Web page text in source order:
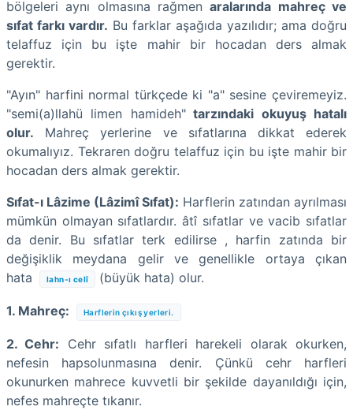
bölgeleri aynı olmasına rağmenaralarında mahreç ve
sıfat farkı vardır. Bu farklar aşağıda yazılıdır; ama doğru
telaffuz için bu işte mahir bir hocadan ders almak
gerektir.
"Ayın" harfini normal türkçede ki "a" sesine çeviremeyiz.
"semi(a)llahü limen hamideh"tarzındaki okuyuş hatalı
olur. Mahreç yerlerine ve sıfatlarına dikkat ederek
okumalıyız. Tekraren doğru telaffuz için bu işte mahir bir
hocadan ders almak gerektir.
Sıfat-ı Lâzime (Lâzimî Sıfat): Harflerin zatından ayrılması
mümkün olmayan sıfatlardır. âtî sıfatlar ve vacib sıfatlar
da denir. Bu sıfatlar terk edilirse , harfin zatında bir
değişiklik meydana gelir ve genellikle ortaya çıkan
hata
lahn-ı celî (büyük hata) olur.
1. Mahreç: Harflerin çıkış yerleri.
2. Cehr: Cehr sıfatlı harfleri harekeli olarak okurken,
nefesin hapsolunmasına denir. Çünkü cehr harfleri
okunurken mahrece kuvvetli bir şekilde dayanıldığı için,
nefes mahreçte tıkanır.